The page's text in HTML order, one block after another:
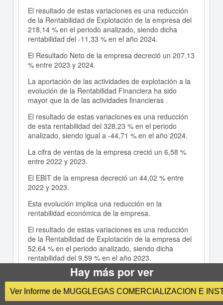
El resultado de estas variaciones es una reducción
de la Rentabilidad de Explotación de la empresa del
218,14 % en el periodo analizado, siendo dicha
rentabilidad del -11,33 % en el año 2024.
El Resultado Neto de la empresa decreció un 207,13
% entre 2023 y 2024.
La aportación de las actividades de explotación a la
evolución de la Rentabilidad Financiera ha sido
mayor que la de las actividades financieras .
El resultado de estas variaciones es una reducción
de esta rentabilidad del 328,23 % en el periodo
analizado, siendo igual a -44,71 % en el año 2024.
La cifra de ventas de la empresa creció un 6,58 %
entre 2022 y 2023.
El EBIT de la empresa decreció un 44,02 % entre
2022 y 2023.
Esta evolución implica una reducción en la
rentabilidad económica de la empresa.
El resultado de estas variaciones es una reducción
de la Rentabilidad de Explotación de la empresa del
52,64 % en el periodo analizado, siendo dicha
rentabilidad del 9,59 % en el año 2023.
El Resultado Neto de la empresa decreció un 28,39
% entre 2022 y 2023.
La aportación de las actividades de explotación a la
Hay más por ver
Ver Informe de MUGGLEGAS COMERCIALIZACION E